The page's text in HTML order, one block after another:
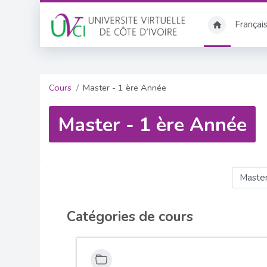
Cours Master - 1 ère Année
Master - 1 ère Année
Catégories de
Catégories de cours